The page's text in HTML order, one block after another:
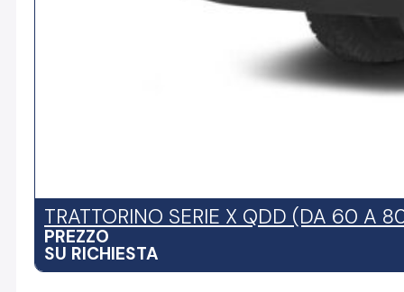
TRATTORINO SERIE X QDD (DA 60 A
PREZZO
SU RICHIESTA